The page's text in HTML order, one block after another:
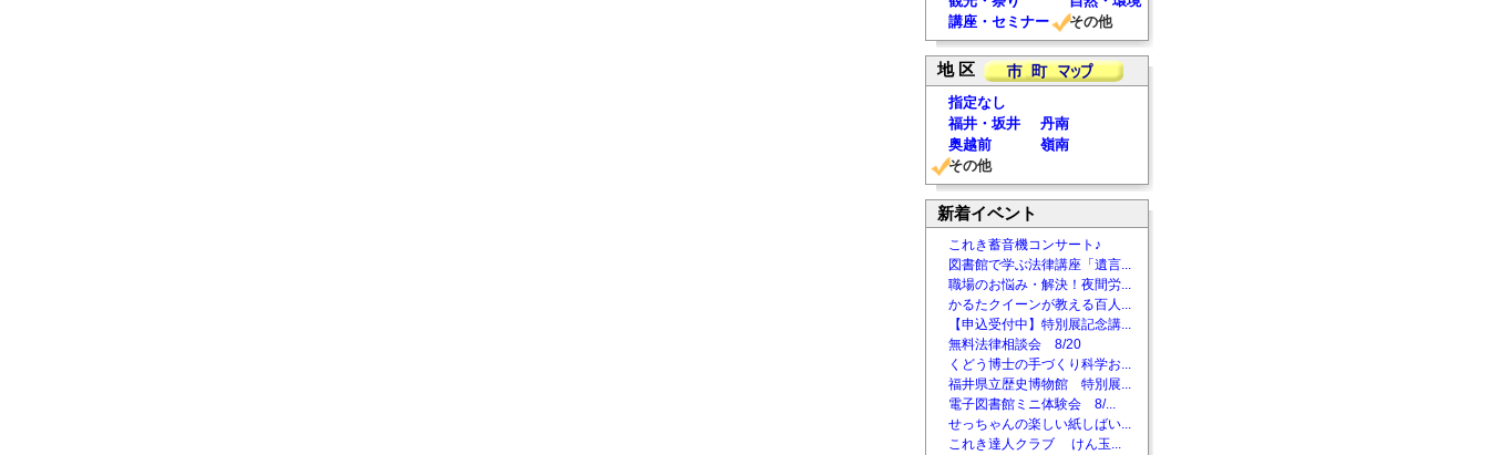
講座・セミナー
その他
地 区
指定なし
福井・坂井
丹南
奥越前
嶺南
その他
新着イベント
これき蓄音機コンサート♪
図書館で学ぶ法律講座「遺言...
職場のお悩み・解決！夜間労...
かるたクイーンが教える百人...
【申込受付中】特別展記念講...
無料法律相談会 8/20
くどう博士の手づくり科学お...
福井県立歴史博物館 特別展...
電子図書館ミニ体験会 8/...
せっちゃんの楽しい紙しばい...
これき達人クラブ けん玉...